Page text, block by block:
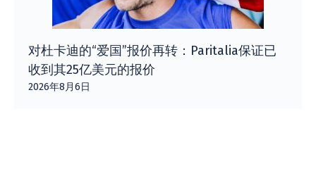
对杜卡迪的“爱国”报价再转：Paritalia保证已
收到其25亿美元的报价
2026年8月6日